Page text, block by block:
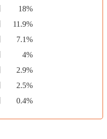
18%
11.9%
7.1%
4%
2.9%
2.5%
0.4%